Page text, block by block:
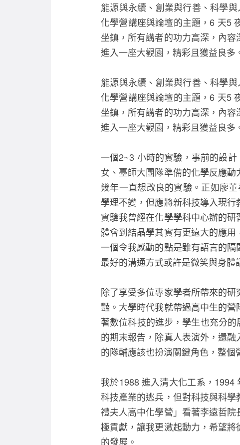
能源與永續、創業與行善、科學
化學營講座與論壇的主題，6 天5
坐鎮，所有講者的功力高深，內
進入一座大觀園，精彩且獲益良多
能源與永續、創業與行善、科學
化學營講座與論壇的主題，6 天5
坐鎮，所有講者的功力高深，內
進入一座大觀園，精彩且獲益良多
一個2~3 小時的實驗，事前的設
女、臺師大團隊準備的化學反應
幾年一直想改良的實驗。正如廖
學理不變，但應將新科技導入現
實驗我曾經在化學學科中心辦的
體會到結晶學其實有更遠大的應
一個令我感動的點是雖有語言的
最好的溝通方式或許是微笑與身體
除了享受多位專家學者所帶來的
豔。大學時代我就帶過高中生的
著數位科技的進步，學生也充分
的期末報告，除真人表演外，還
的隊輔應該也扮演關鍵角色，整個
我於1988 進入清大化工系，
科技產業的逃兵，但對科技與科
禮夫人高中化學營」看著李遠哲
極貢獻，讓我更激起動力，希望
的發展。